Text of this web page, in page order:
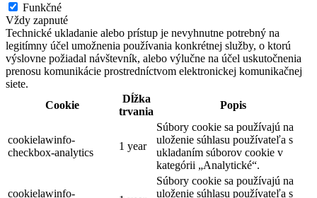
Funkčné
Vždy zapnuté
Technické ukladanie alebo prístup je nevyhnutne potrebný na
legitímny účel umožnenia používania konkrétnej služby, o ktorú
výslovne požiadal návštevník, alebo výlučne na účel uskutočnenia
prenosu komunikácie prostredníctvom elektronickej komunikačnej
siete.
Cookie
Dĺžka
trvania
Popis
cookielawinfo-
checkbox-analytics
1 year
Súbory cookie sa používajú na
uloženie súhlasu používateľa s
ukladaním súborov cookie v
kategórii „Analytické“.
cookielawinfo-
Súbory cookie sa používajú na
uloženie súhlasu používateľa s